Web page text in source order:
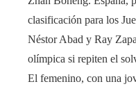
clasificación para los
Néstor Abad y Ray
olímpica si repiten el
El femenino, con una